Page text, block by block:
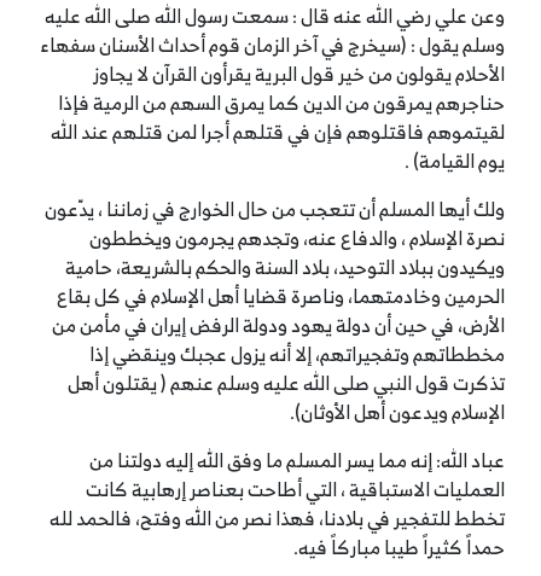
وعن علي رضي الله عنه قال : سمعت رسول الله صلى الله عليه
وسلم يقول : (سيخرج في آخر الزمان قوم أحداث الأسنان سفهاء
الأحلام يقولون من خير قول البرية يقرأون القرآن لا يجاوز
حناجرهم يمرقون من الدين كما يمرق السهم من الرمية فإذا
لقيتموهم فاقتلوهم فإن في قتلهم أجرا لمن قتلهم عند الله
يوم القيامة) .
ولك أيها المسلم أن تتعجب من حال الخوارج في زماننا ، يدّعون
نصرة الإسلام ، والدفاع عنه، وتجدهم يجرمون ويخططون
ويكيدون ببلاد التوحيد، بلاد السنة والحكم بالشريعة، حامية
الحرمين وخادمتهما، وناصرة قضايا أهل الإسلام في كل بقاع
الأرض، في حين أن دولة يهود ودولة الرفض إيران في مأمن من
مخططاتهم وتفجيراتهم، إلا أنه يزول عجبك وينقضي إذا
تذكرت قول النبي صلى الله عليه وسلم عنهم ( يقتلون أهل
الإسلام ويدعون أهل الأوثان).
عباد الله: إنه مما يسر المسلم ما وفق الله إليه دولتنا من
العمليات الاستباقية ، التي أطاحت بعناصر إرهابية كانت
تخطط للتفجير في بلادنا، فهذا نصر من الله وفتح، فالحمد لله
حمداً كثيراً طيبا مباركاً فيه.